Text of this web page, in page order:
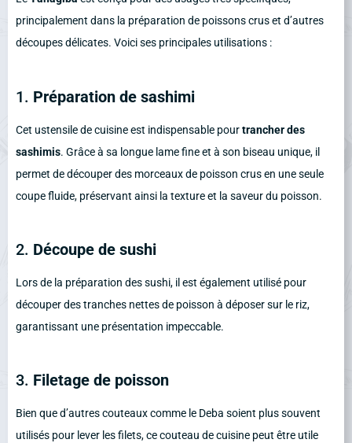
principalement dans la préparation de poissons crus et d’autres
découpes délicates. Voici ses principales utilisations :
1. Préparation de sashimi
Cet ustensile de cuisine est indispensable pourtrancher des
sashimis. Grâce à sa longue lame fine et à son biseau unique, il
permet de découper des morceaux de poisson crus en une seule
coupe fluide, préservant ainsi la texture et la saveur du poisson.
2. Découpe de sushi
Lors de la préparation des sushi, il est également utilisé pour
découper des tranches nettes de poisson à déposer sur le riz,
garantissant une présentation impeccable.
3. Filetage de poisson
Bien que d’autres couteaux comme le Deba soient plus souvent
utilisés pour lever les filets, ce couteau de cuisine peut être utile